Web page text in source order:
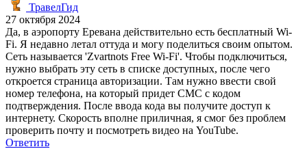
ТравелГид
27 октября 2024
Да, в аэропорту Еревана действительно есть бесплатный Wi-
Fi. Я недавно летал оттуда и могу поделиться своим опытом.
Сеть называется 'Zvartnots Free Wi-Fi'. Чтобы подключиться,
нужно выбрать эту сеть в списке доступных, после чего
откроется страница авторизации. Там нужно ввести свой
номер телефона, на который придет СМС с кодом
подтверждения. После ввода кода вы получите доступ к
интернету. Скорость вполне приличная, я смог без проблем
проверить почту и посмотреть видео на YouTube.
Ответить